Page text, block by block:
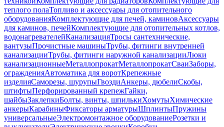
теплого полаТопливо и аксессуары для отопительного
оборудованияКомплектующие для печей, каминовАксессуары
для каминов, печейКомплектующие для отопительных котлов,
водонагревателейКанализацияТросы сантехнические,
вантузыПрочистные машиныТрубы, фитинги внутренней
канализацииТрубы, фитинги наружной канализацииЛюки
канализационныеМеталлопрокатМеталлопрокатСваиЗаборы,
огражденияАвтоматика для воротКрепежные
изделияСаморезы, шурупыГвоздиАнкеры, дюбелиСкобы,
штифтыПерфорированный крепежГайки,
шайбыЗаклепкиБолты, винты, шпилькиХомутыХимические
анкерыКарабиныФиксаторы арматурыШплинтыПружины
универсальныеЭлектромонтажное оборудованиеРозетки и